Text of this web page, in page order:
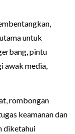
untuk
pintu
awak media,
rombongan
keamanan dan
diketahui